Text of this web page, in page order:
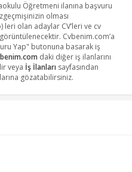
Öğretmeni ilanına başvuru
olması
leri olan adaylar CV’leri ve cv
Cvbenim.com’a
Yap" butonuna basarak iş
daki diğer iş ilanlarını
veya İş İlanları sayfasından
gözatabilirsiniz.